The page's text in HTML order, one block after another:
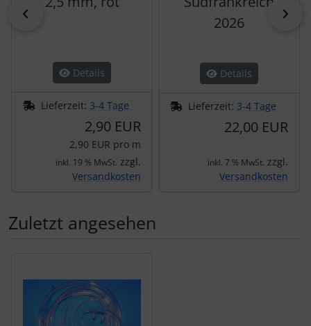
zurück
Details
Lieferzeit: 3-4 Tage
2,90 EUR
2,90 EUR pro m
inkl. 19 % MwSt. zzgl.
Versandkosten
2026
Details
Lieferzeit: 3-4 Tage
22,00 EUR
inkl. 7 % MwSt. zzgl.
Versandkosten
Zuletzt angesehen